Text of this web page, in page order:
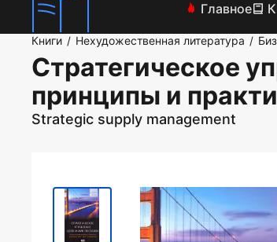
Главное
Книги / Нехудожественная литература /
Стратегическое
принципы и
Strategic supply management